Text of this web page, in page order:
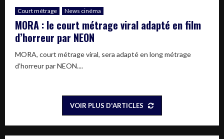
Court métrage News cinéma
MORA : le court métrage viral adapté en film
d’horreur par NEON
MORA, court métrage viral, sera adapté en long métrage
d’horreur par NEON....
VOIR PLUS D'ARTICLES